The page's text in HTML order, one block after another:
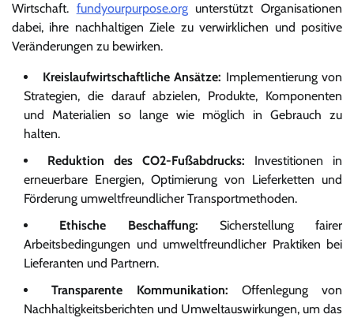
Wirtschaft. fundyourpurpose.orgunterstützt Organisationen
dabei, ihre nachhaltigen Ziele zu verwirklichen und positive
Veränderungen zu bewirken.
Kreislaufwirtschaftliche Ansätze: Implementierung von
Strategien, die darauf abzielen, Produkte, Komponenten
und Materialien so lange wie möglich in Gebrauch zu
halten.
Reduktion des CO2-Fußabdrucks: Investitionen in
erneuerbare Energien, Optimierung von Lieferketten und
Förderung umweltfreundlicher Transportmethoden.
Ethische Beschaffung: Sicherstellung fairer
Arbeitsbedingungen und umweltfreundlicher Praktiken bei
Lieferanten und Partnern.
Transparente Kommunikation: Offenlegung von
Nachhaltigkeitsberichten und Umweltauswirkungen, um das